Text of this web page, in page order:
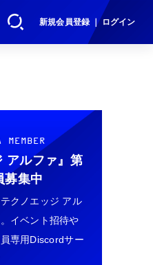
新規会員登録 ｜ ログイン
MEMBER
アルファ』 第
募集中
クノエッジ アル
イベント招待や
専用Discordサー